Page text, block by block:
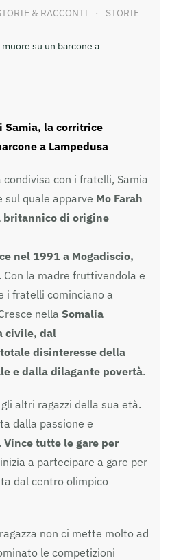
& RACCONTI
STORIE
su un barcone a
Samia, la corritrice
a Lampedusa
con i fratelli, Samia
sul quale apparve Mo Farah
britannico di origine
nel 1991 a Mogadiscio,
. Con la madre fruttivendola e
i fratelli cominciano a
nella Somalia
civile, dal
disinteresse della
e dalla dilagante povertà.
altri ragazzi della sua età.
dalla passione e
Vince tutte le gare per
a partecipare a gare per
dal centro olimpico
non ci mette molto ad
le competizioni